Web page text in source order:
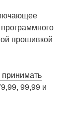
прошивкой
99,99 и